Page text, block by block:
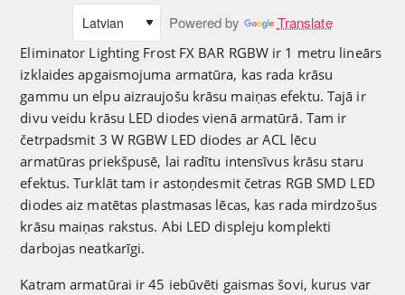
Powered by Translate
Eliminator Lighting Frost FX BAR RGBW ir 1 metru lineārs
izklaides apgaismojuma armatūra, kas rada krāsu
gammu un elpu aizraujošu krāsu maiņas efektu. Tajā ir
divu veidu krāsu LED diodes vienā armatūrā. Tam ir
četrpadsmit 3 W RGBW LED diodes ar ACL lēcu
armatūras priekšpusē, lai radītu intensīvus krāsu staru
efektus. Turklāt tam ir astoņdesmit četras RGB SMD LED
diodes aiz matētas plastmasas lēcas, kas rada mirdzošus
krāsu maiņas rakstus. Abi LED displeju komplekti
darbojas neatkarīgi.
Katram armatūrai ir 45 iebūvēti gaismas šovi, kurus var